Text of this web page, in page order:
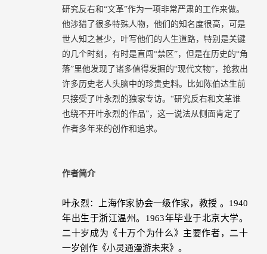
研究反右和“文革”作为一项非常严肃的工作来做。
他涉猎了很多特殊人物，他们的知名度很高，可是
世人知之甚少，叶写他们的人生道路，特别是关键
的几个时刻，有时是直闯“禁区”，但是在历史的“角
落”里他发现了诸多值得发掘的“现代文物”，抢救出
许多历史老人头脑中的珍贵史料。比如陈伯达生前
只接受了 叶永烈的独家专访。“研究反右和文革谁
也绕不开叶永烈的作品”，这一说法从侧面肯定了
作者多年来的创作和追求。
作者简介
叶永烈：上海作家协会一级作家，教授 。 1940
年出生于浙江温州。 1963年毕业于北京大学。
二十岁成为《十万个为什么》主要作者，二十
一岁创作《小灵通漫游未来》。